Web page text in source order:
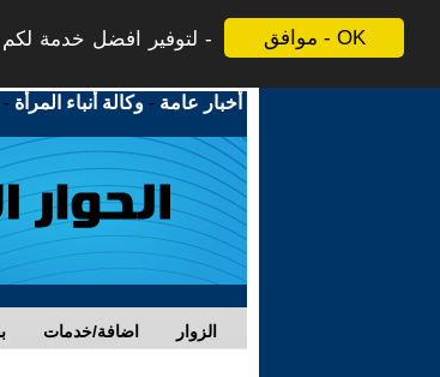
موافق - OK
لتوفير افضل خدمة لكم
أخبار عامة -وكالة أنباء المرأة -
اضافة/خدمات الزوار